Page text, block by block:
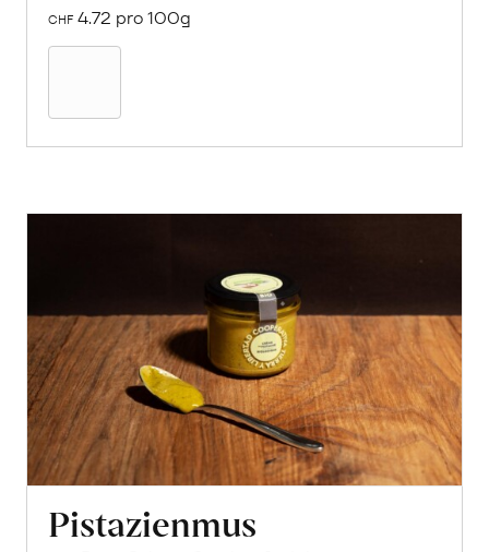
CHF 4.72 pro 100g
Pistazienmus